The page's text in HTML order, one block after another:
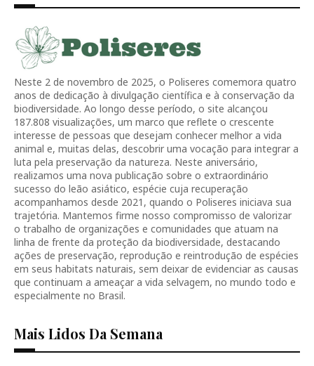
Neste 2 de novembro de 2025, o Poliseres comemora quatro
anos de dedicação à divulgação científica e à conservação da
biodiversidade. Ao longo desse período, o site alcançou
187.808 visualizações, um marco que reflete o crescente
interesse de pessoas que desejam conhecer melhor a vida
animal e, muitas delas, descobrir uma vocação para integrar a
luta pela preservação da natureza. Neste aniversário,
realizamos uma nova publicação sobre o extraordinário
sucesso do leão asiático, espécie cuja recuperação
acompanhamos desde 2021, quando o Poliseres iniciava sua
trajetória. Mantemos firme nosso compromisso de valorizar
o trabalho de organizações e comunidades que atuam na
linha de frente da proteção da biodiversidade, destacando
ações de preservação, reprodução e reintrodução de espécies
em seus habitats naturais, sem deixar de evidenciar as causas
que continuam a ameaçar a vida selvagem, no mundo todo e
especialmente no Brasil.
Mais Lidos Da Semana